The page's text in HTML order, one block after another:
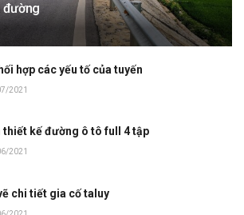
đường
hợp các yếu tố của tuyến
2021
thiết kế đường ô tô full 4 tập
2021
chi tiết gia cố taluy